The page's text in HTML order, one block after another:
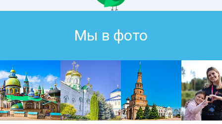
Мы в фото